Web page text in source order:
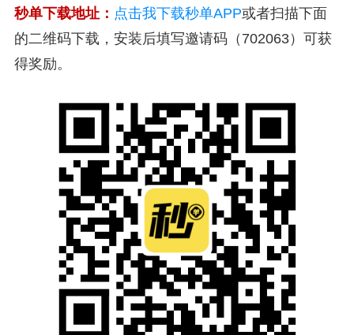
秒单下载地址： 点击我下载秒单APP或者扫描下面
的二维码下载，安装后填写邀请码（702063）可获
得奖励。